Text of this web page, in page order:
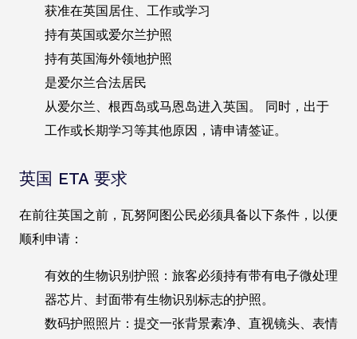
获准在英国居住、工作或学习
持有英国或爱尔兰护照
持有英国海外领地护照
是爱尔兰合法居民
从爱尔兰、根西岛或马恩岛进入英国。 同时，出于
工作或长期学习等其他原因，请申请签证。
英国 ETA 要求
在前往英国之前，瓦努阿图公民必须具备以下条件，以便
顺利申请：
有效的生物识别护照：旅客必须持有带有电子微处理
器芯片、封面带有生物识别标志的护照。
数码护照照片：提交一张背景素净、直视镜头、表情